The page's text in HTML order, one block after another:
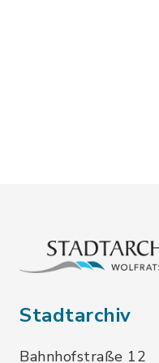
Stadtarchiv
Bahnhofstraße 12